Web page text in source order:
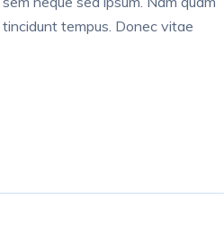
tempus. Donec vitae